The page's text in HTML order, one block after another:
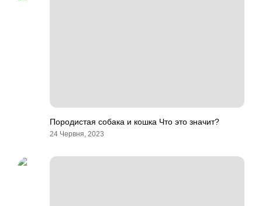
Породистая собака и кошка Что это значит?
24 Червня, 2023